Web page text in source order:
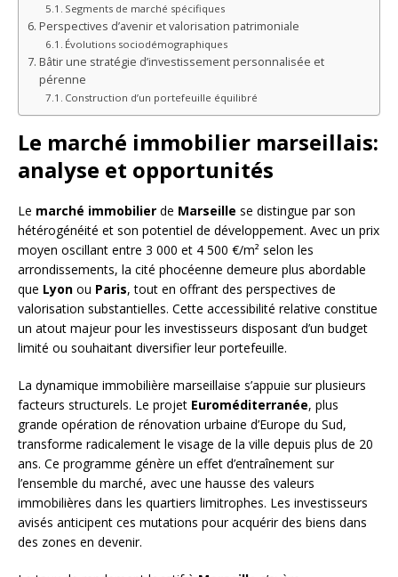
Segments de marché spécifiques
Perspectives d’avenir et valorisation patrimoniale
Évolutions sociodémographiques
Bâtir une stratégie d’investissement personnalisée et
pérenne
Construction d’un portefeuille équilibré
Le marché immobilier marseillais:
analyse et opportunités
Le marché immobilier de Marseille se distingue par son
hétérogénéité et son potentiel de développement. Avec un prix
moyen oscillant entre 3 000 et 4 500 €/m² selon les
arrondissements, la cité phocéenne demeure plus abordable
que Lyon ou Paris, tout en offrant des perspectives de
valorisation substantielles. Cette accessibilité relative constitue
un atout majeur pour les investisseurs disposant d’un budget
limité ou souhaitant diversifier leur portefeuille.
La dynamique immobilière marseillaise s’appuie sur plusieurs
facteurs structurels. Le projet Euroméditerranée, plus
grande opération de rénovation urbaine d’Europe du Sud,
transforme radicalement le visage de la ville depuis plus de 20
ans. Ce programme génère un effet d’entraînement sur
l’ensemble du marché, avec une hausse des valeurs
immobilières dans les quartiers limitrophes. Les investisseurs
avisés anticipent ces mutations pour acquérir des biens dans
des zones en devenir.